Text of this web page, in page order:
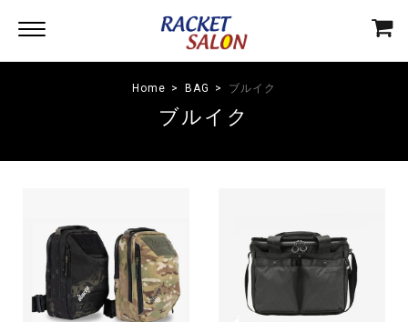
Home BAG ブルイク
ブルイク